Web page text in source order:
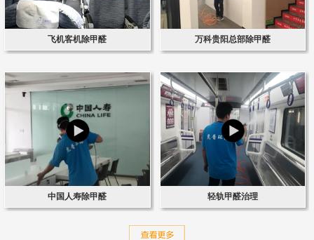
飞机客机除甲醛 万科贵阳总部除甲醛
中国人寿除甲醛 轻轨甲醛治理